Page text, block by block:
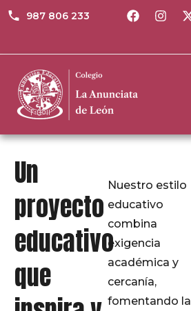
987 806 233
Un
proyecto
educativo
que
Nuestro estilo
educativo
combina
exigencia
académica y
cercanía,
fomentando la